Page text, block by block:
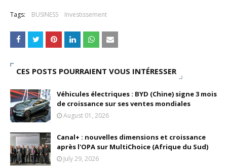
Tags: BUSINESS Investissement
CES POSTS POURRAIENT VOUS INTÉRESSER
Véhicules électriques : BYD (Chine) signe 3 mois
de croissance sur ses ventes mondiales
August 01, 2026
Canal+ : nouvelles dimensions et croissance
après l'OPA sur MultiChoice (Afrique du Sud)
July 29, 2026